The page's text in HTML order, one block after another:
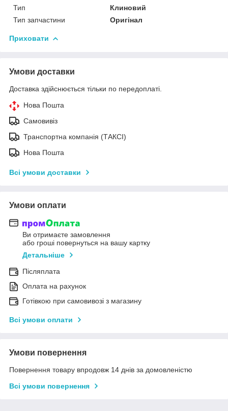
Тип
Клиновий
Тип запчастини
Оригінал
Приховати
Умови доставки
Доставка здійснюється тільки по передоплаті.
Нова Пошта
Самовивіз
Транспортна компанія (ТАКСІ)
Нова Пошта
Всі умови доставки
Умови оплати
Ви отримаєте замовлення
або гроші повернуться на вашу картку
Детальніше
Післяплата
Оплата на рахунок
Готівкою при самовивозі з магазину
Всі умови оплати
Умови повернення
Повернення товару впродовж 14 днів за домовленістю
Всі умови повернення